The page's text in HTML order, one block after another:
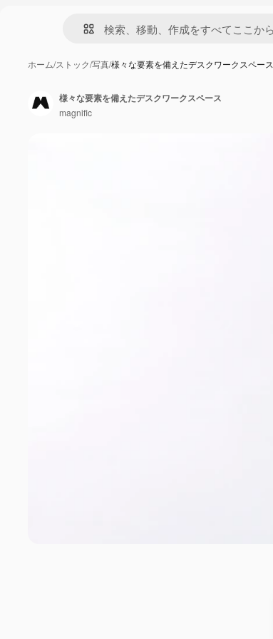
ホーム/ストック/写真/様々な要素を備えたデスクワークスペース
様々な要素を備えたデスクワークスペース
magnific